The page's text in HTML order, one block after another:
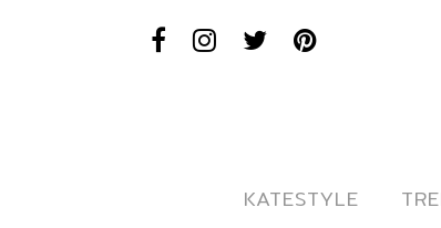
KATESTYLE
KATESTYLE